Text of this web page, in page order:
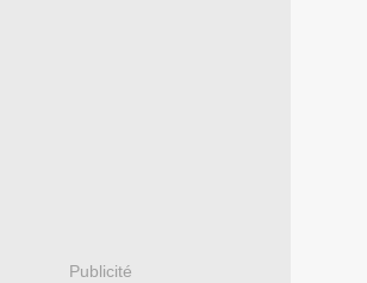
Publicité